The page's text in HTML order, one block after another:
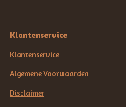
Klantenservice
Klantenservice
Algemene Voorwaarden
Disclaimer